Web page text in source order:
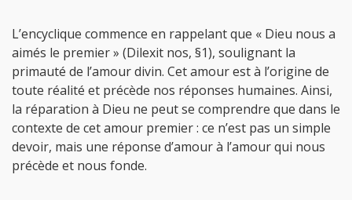
L’encyclique commence en rappelant que « Dieu nous a
aimés le premier » (Dilexit nos, §1), soulignant la
primauté de l’amour divin. Cet amour est à l’origine de
toute réalité et précède nos réponses humaines. Ainsi,
la réparation à Dieu ne peut se comprendre que dans le
contexte de cet amour premier : ce n’est pas un simple
devoir, mais une réponse d’amour à l’amour qui nous
précède et nous fonde.